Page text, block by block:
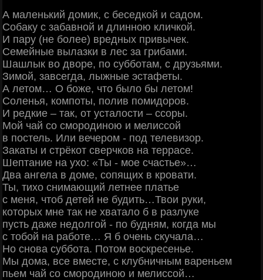
А маленький домик, с беседкой и садом.
Собаку с забавной и длинною кличкой.
И пару (не более) вредных привычек.
Семейные вылазки в лес за грибами.
Шашлык во дворе, по субботам, с друзьями.
Зимой, завсегда, лыжные эстафеты.
А летом… О боже, что было бы летом!
Соленья, компоты, полив помидоров.
И редкие – так, от усталости – ссоры.
Мой чай со смородиною и мелиссой
в постель. Или вечером - под телевизор.
Закаты и стрёкот сверчков на террасе.
Шептание на ухо: «Ты - мое счастье»…
Два ангела в доме, сопящих в кровати.
Ты, тихо снимающий летнее платье
с меня, чтоб детей не будить…Твои руки,
которых мне так не хватало б в разлуке
пусть даже недолгой - по будням, когда мы
с тобой на работе… Я б очень скучала…
Но снова суббота. Потом воскресенье.
Мы дома, все вместе, с клубничным вареньем
пьем чай со смородиною и мелиссой…